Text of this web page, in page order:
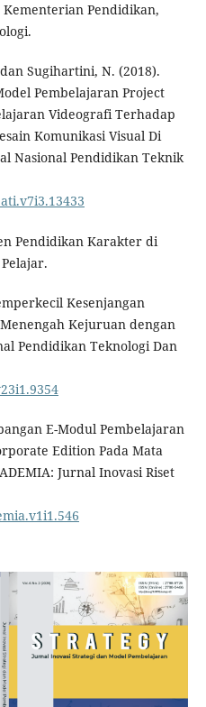
Pendidikan,
Sugihartini, N. (2018).
Pembelajaran Project
Videografi Terhadap
Komunikasi Visual Di
Nasional Pendidikan Teknik
Pendidikan Karakter di
Kesenjangan
Kejuruan dengan
Pendidikan Teknologi Dan
E-Modul Pembelajaran
Edition Pada Mata
Jurnal Inovasi Riset